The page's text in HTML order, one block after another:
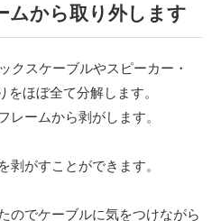
ムから取り外します
クスケーブルやスピーカー・
ほぼ全て分解します。
レームから剥がします。
剥がすことができます。
のでケーブルに気をつけながら